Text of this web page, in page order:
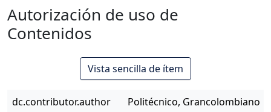
Autorización de uso de
Contenidos
Vista sencilla de ítem
dc.contributor.author
Politécnico, Grancolombiano